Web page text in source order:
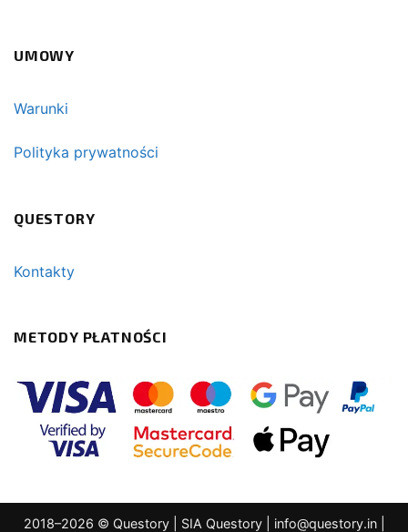
UMOWY
Warunki
Polityka prywatności
QUESTORY
Kontakty
METODY PŁATNOŚCI
2018–2026 © Questory | SIA Questory | info@questory.in|